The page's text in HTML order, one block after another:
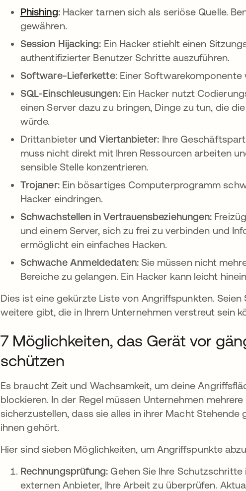
Phishing:Hacker tarnen sich als seriöse Quelle.
gewähren.
Session Hijacking: Ein Hacker stiehlt einen
authentifizierter Benutzer Schritte auszuführen.
Software-Lieferkette: Einer
SQL-Einschleusungen:Ein Hacker nutzt
einen Server dazu zu bringen, Dinge zu tun, die
würde.
Drittanbieter und Viertanbieter: Ihre
muss nicht direkt mit Ihren Ressourcen arbeiten
sensible Stelle konzentrieren.
Trojaner:Ein bösartiges Computerprogramm
Hacker eindringen.
Schwachstellen in Vertrauensbeziehungen:
und einem Server, sich zu frei zu verbinden und
ermöglicht ein einfaches Hacken.
Schwache Anmeldedaten: Sie müssen nicht
Bereiche zu gelangen. Ein Hacker kann leicht
Dies ist eine gekürzte Liste von Angriffspunkten.
weitere gibt, die in Ihrem Unternehmen verstreut sein
7 Möglichkeiten, das Gerät vor
schützen
Es braucht Zeit und Wachsamkeit, um deine
blockieren. In der Regel müssen Unternehmen
sicherzustellen, dass sie alles in ihrer Macht
ihnen gehört.
Hier sind sieben Möglichkeiten, um Angriffspunkte
Rechnungsprüfung: Gehen Sie Ihre
externen Anbieter, Ihre Arbeit zu überprüfen.